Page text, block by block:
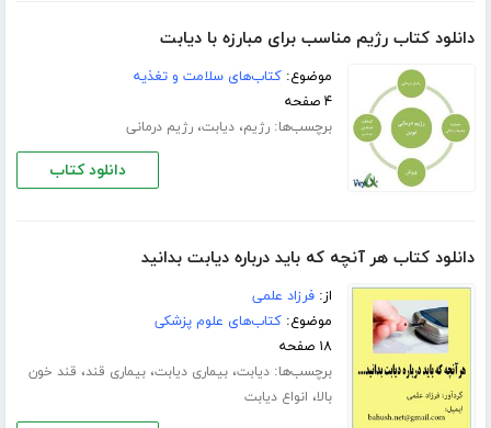
دانلود کتاب رژیم مناسب برای مبارزه با دیابت
موضوع:کتاب‌های سلامت و تغذیه
۴ صفحه
برچسب‌ها:رژیم،دیابت،رژیم درمانی
دانلود کتاب
دانلود کتاب هر آنچه که باید درباره دیابت بدانید
از:فرزاد علمی
موضوع:کتاب‌های علوم پزشکی
۱۸ صفحه
برچسب‌ها:دیابت،بیماری دیابت،بیماری قند، قند خون
بالا، انواع دیابت